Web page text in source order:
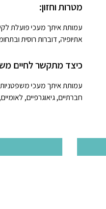
מטרות וחזון:
עמותת איתך מעכי פועלת
אתיופיה, דוברות רוסית
כיצד מתקשר לחיים
חברתיים, גיאוגרפיים,